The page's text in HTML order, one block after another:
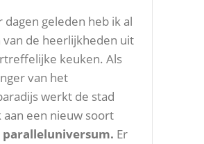
dagen geleden heb ik al
van de heerlijkheden uit
keuken. Als
van het
werkt de stad
aan een nieuw soort
Er